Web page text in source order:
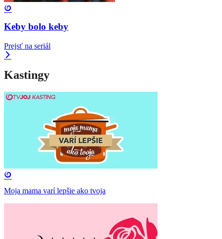
Keby bolo keby
Prejsť na seriál
Kastingy
Moja mama varí lepšie ako tvoja